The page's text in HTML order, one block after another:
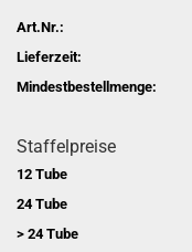
Art.Nr.:
Lieferzeit:
Mindestbestellmenge:
Staffelpreise
12 Tube
24 Tube
> 24 Tube